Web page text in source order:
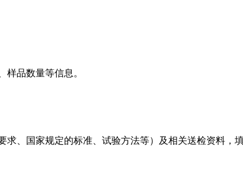
品数量等信息。
、国家规定的标准、试验方法等）及相关送检资料，